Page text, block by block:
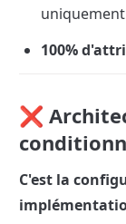
uniquement
100%
❌
C'est la